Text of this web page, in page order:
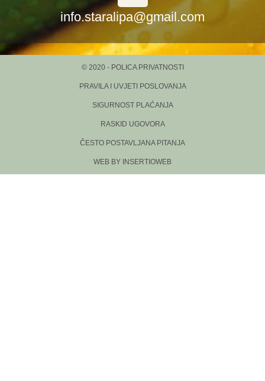
info.staralipa@gmail.com
© 2020 - POLICA PRIVATNOSTI
PRAVILA I UVJETI POSLOVANJA
SIGURNOST PLAĆANJA
RASKID UGOVORA
ČESTO POSTAVLJANA PITANJA
WEB BY INSERTIOWEB